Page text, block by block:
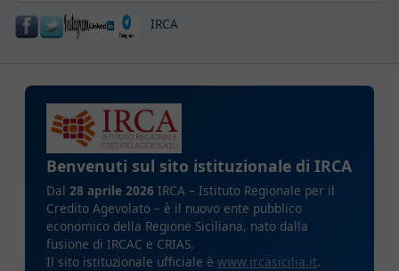
IRCA
Benvenuti sul sito istituzionale di IRCA
Dal 28 aprile 2026 IRCA – Istituto Regionale per il
Credito Agevolato – è il nuovo ente pubblico
economico della Regione Siciliana, nato dalla
fusione di IRCAC e CRIAS.
Il sito istituzionale ufficiale è www.ircasicilia.it.